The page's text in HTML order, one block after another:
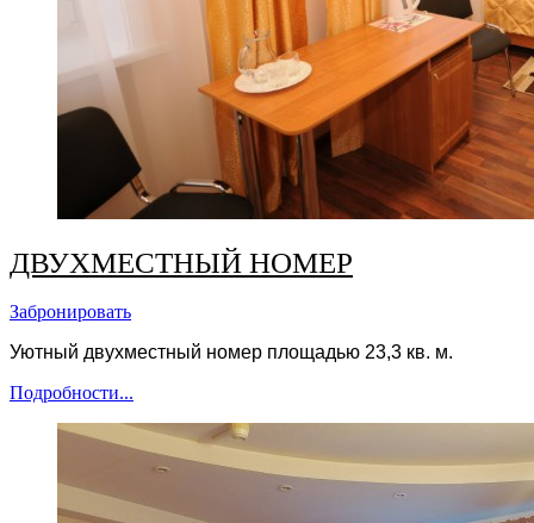
ДВУХМЕСТНЫЙ НОМЕР
Забронировать
Уютный двухместный номер площадью 23,3 кв. м.
Подробности...